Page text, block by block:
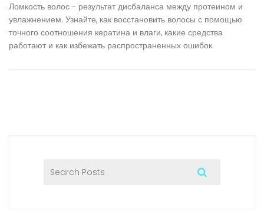
Ломкость волос - результат дисбаланса между протеином и
увлажнением. Узнайте, как восстановить волосы с помощью
точного соотношения кератина и влаги, какие средства
работают и как избежать распространенных ошибок.